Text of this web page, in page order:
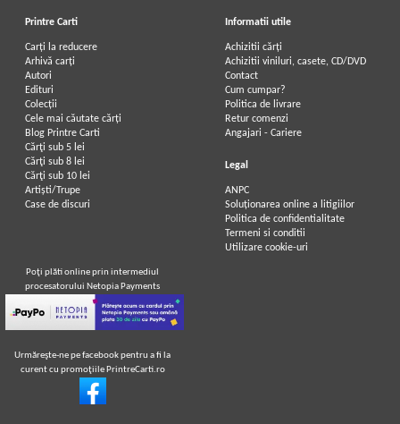
Printre Carti
Carți la reducere
Arhivă carți
Autori
Edituri
Colecții
Cele mai căutate cărți
Blog Printre Carti
Cărţi sub 5 lei
Cărţi sub 8 lei
Cărţi sub 10 lei
Artiști/Trupe
Case de discuri
Informatii utile
Achizitii cărți
Achizitii viniluri, casete, CD/DVD
Contact
Cum cumpar?
Politica de livrare
Retur comenzi
Angajari - Cariere
Legal
ANPC
Soluționarea online a litigiilor
Politica de confidentialitate
Termeni si conditii
Utilizare cookie-uri
Poţi plăti online prin intermediul
procesatorului Netopia Payments
Urmăreşte-ne pe facebook pentru a fi la
curent cu promoţiile PrintreCarti.ro